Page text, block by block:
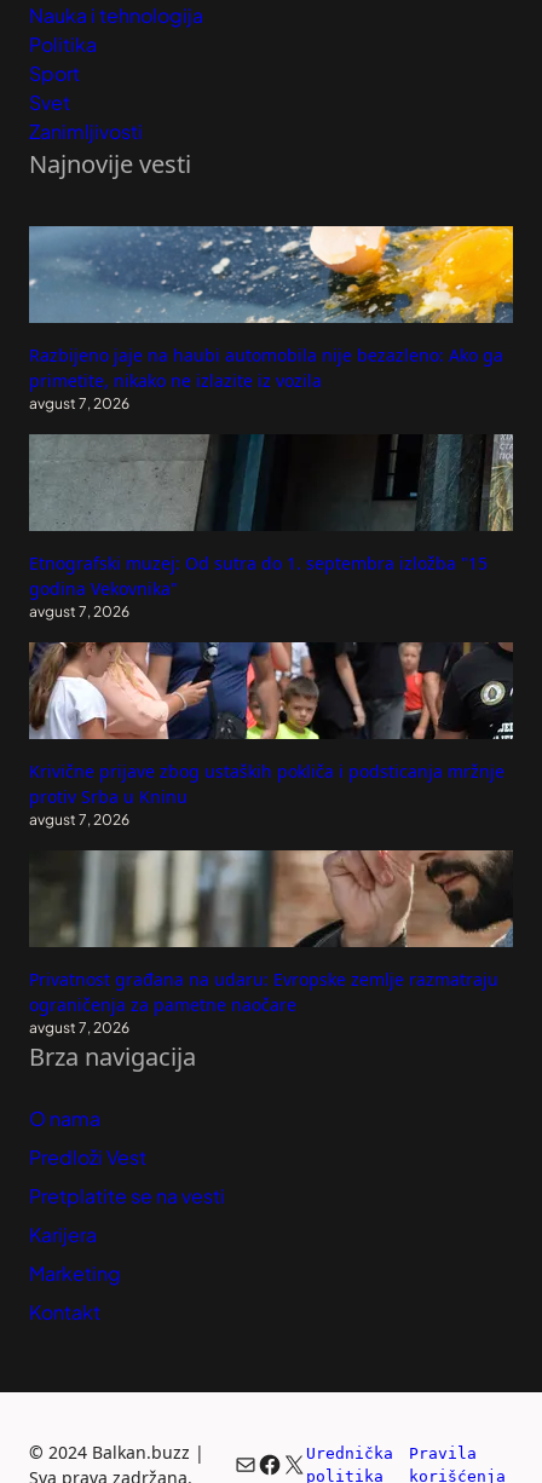
Nauka i tehnologija
Politika
Sport
Svet
Zanimljivosti
Najnovije vesti
Razbijeno jaje na haubi automobila nije bezazleno: Ako ga
primetite, nikako ne izlazite iz vozila
avgust 7, 2026
Etnografski muzej: Od sutra do 1. septembra izložba "15
godina Vekovnika"
avgust 7, 2026
Krivične prijave zbog ustaških pokliča i podsticanja mržnje
protiv Srba u Kninu
avgust 7, 2026
Privatnost građana na udaru: Evropske zemlje razmatraju
ograničenja za pametne naočare
avgust 7, 2026
Brza navigacija
O nama
Predloži Vest
Pretplatite se na vesti
Karijera
Marketing
Kontakt
© 2024 Balkan.buzz |
Sva prava zadržana.
Mail
Facebook
X Urednička
politika
Pravila
korišćenja